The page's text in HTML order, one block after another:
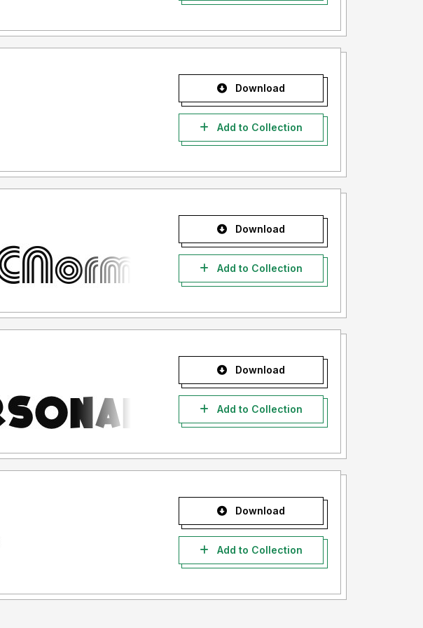
2014
Indonesia
Download
Add to Collection
Download
Add to Collection
Download
Add to Collection
Download
Add to Collection